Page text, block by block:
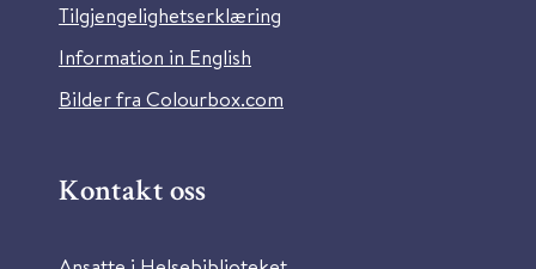
Tilgjengelighetserklæring
Information in English
Bilder fra Colourbox.com
Kontakt oss